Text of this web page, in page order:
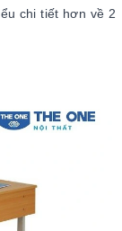
chi tiết hơn về 2